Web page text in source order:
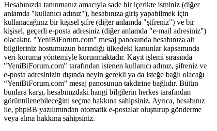
Hesabınızda tanınmanız amacıyla sade bir içerikte isminiz (diğer
anlamda "kullanıcı adınız"), hesabınıza giriş yapabilmek için
kullanacağınız bir kişisel şifre (diğer anlamda "şifreniz") ve bir
kişisel, geçerli e-posta adresiniz (diğer anlamda "e-mail adresiniz")
olacaktır. "YeniBiForum.com" mesaj panosunda hesabınıza ait
bilgileriniz hostumuzun barındığı ülkedeki kanunlar kapsamında
veri-koruma yöntemiyle korunmaktadır. Kayıt işlemi sırasında
"YeniBiForum.com" tarafından istenen kullanıcı adınız, şifreniz ve
e-posta adresinizin dışında neyin gerekli ya da isteğe bağlı olacağı
“YeniBiForum.com” mesaj panosunun takdirine bağlıdır. Bütün
bunlara karşı, hesabınızdaki hangi bilgilerin herkes tarafından
görüntülenebileceğini seçme hakkına sahipsiniz. Ayrıca, hesabınız
ile, phpBB yazılımından otomatik e-postalar oluşturup gönderme
veya alma hakkına sahipsiniz.